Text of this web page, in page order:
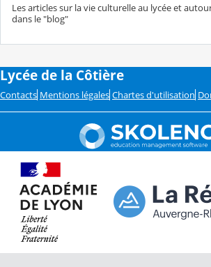
Les articles sur la vie culturelle au lycée et
dans le "blog"
Lycée de la Côtière
Contacts Mentions légales Chartes d'utilisation